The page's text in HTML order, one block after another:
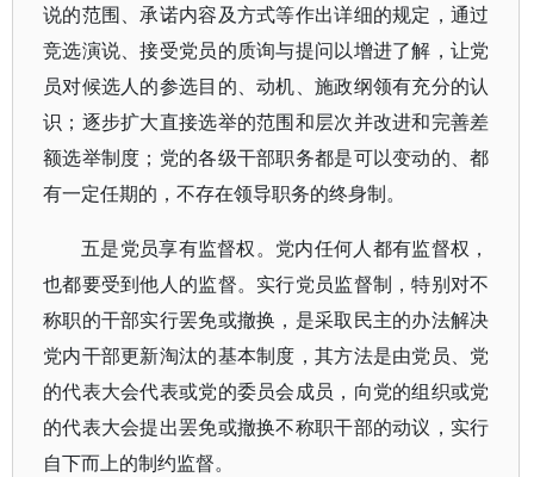
说的范围、承诺内容及方式等作出详细的规定，通过
竞选演说、接受党员的质询与提问以增进了解，让党
员对候选人的参选目的、动机、施政纲领有充分的认
识；逐步扩大直接选举的范围和层次并改进和完善差
额选举制度；党的各级干部职务都是可以变动的、都
有一定任期的，不存在领导职务的终身制。
五是党员享有监督权。党内任何人都有监督权，
也都要受到他人的监督。实行党员监督制，特别对不
称职的干部实行罢免或撤换，是采取民主的办法解决
党内干部更新淘汰的基本制度，其方法是由党员、党
的代表大会代表或党的委员会成员，向党的组织或党
的代表大会提出罢免或撤换不称职干部的动议，实行
自下而上的制约监督。